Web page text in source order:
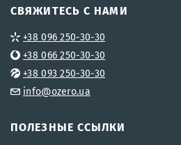
СВЯЖИТЕСЬ С НАМИ
+38 096 250-30-30
+38 066 250-30-30
+38 093 250-30-30
info@ozero.ua
ПОЛЕЗНЫЕ ССЫЛКИ